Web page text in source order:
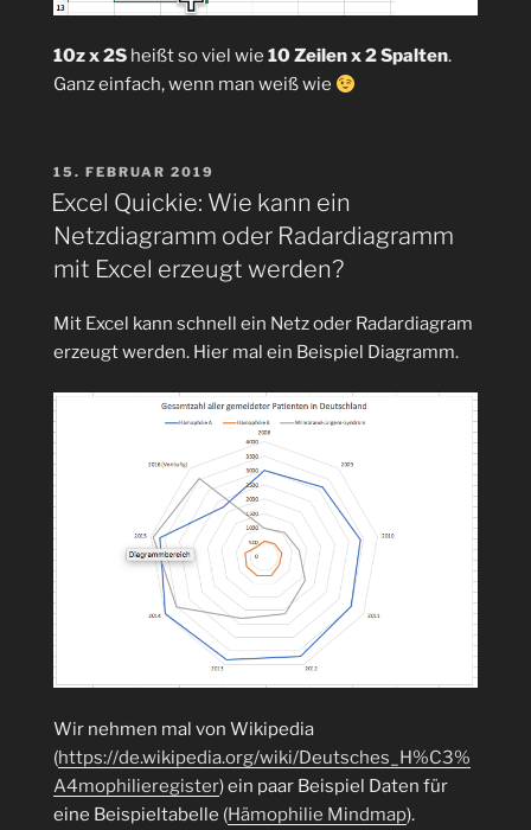
10z x 2S heißt so viel wie 10 Zeilen x 2 Spalten.
Ganz einfach, wenn man weiß wie
VERÖFFENTLICHT
AM
15. FEBRUAR 2019
Excel Quickie: Wie kann ein
Netzdiagramm oder Radardiagramm
mit Excel erzeugt werden?
Mit Excel kann schnell ein Netz oder Radardiagram
erzeugt werden. Hier mal ein Beispiel Diagramm.
Wir nehmen mal von Wikipedia
(https://de.wikipedia.org/wiki/Deutsches_H%C3%
A4mophilieregister) ein paar Beispiel Daten für
eine Beispieltabelle (Hämophilie Mindmap).